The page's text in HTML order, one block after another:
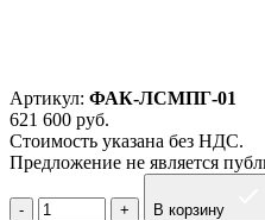
Артикул: ФАК-ЛСМПГ-01
621 600 руб.
Стоимость указана без НДС.
Предложение не является
В корзину